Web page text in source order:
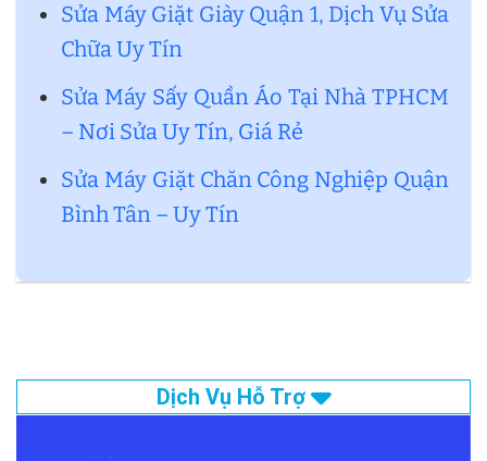
Sửa Máy Giặt Giày Quận 1, Dịch Vụ Sửa
Chữa Uy Tín
Sửa Máy Sấy Quần Áo Tại Nhà TPHCM
– Nơi Sửa Uy Tín, Giá Rẻ
Sửa Máy Giặt Chăn Công Nghiệp Quận
Bình Tân – Uy Tín
Dịch Vụ Hỗ Trợ